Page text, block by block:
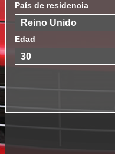
País de residencia
Edad